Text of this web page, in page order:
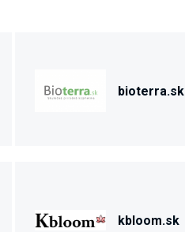
bioterra.sk
kbloom.sk